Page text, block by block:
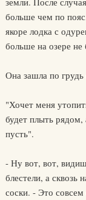
больше чем по
якоре лодка с
больше на озере не
Она зашла по грудь
"Хочет меня
будет плыть
пусть".
- Ну вот, вот,
блестели, а сквозь
соски. - Это